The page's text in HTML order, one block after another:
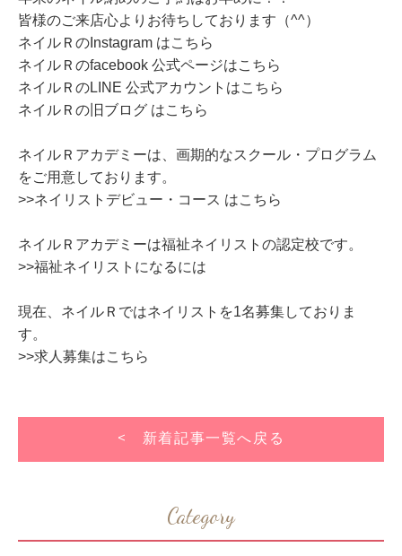
皆様のご来店心よりお待ちしております（^^）
ネイルＲのInstagram はこちら
ネイルＲのfacebook 公式ページはこちら
ネイルＲのLINE 公式アカウントはこちら
ネイルＲの旧ブログ はこちら
ネイルＲアカデミーは、画期的なスクール・プログラム
をご用意しております。
>>ネイリストデビュー・コース はこちら
ネイルＲアカデミーは福祉ネイリストの認定校です。
>>福祉ネイリストになるには
現在、ネイルＲではネイリストを1名募集しておりま
す。
>>求人募集はこちら
< 新着記事一覧へ戻る
Category